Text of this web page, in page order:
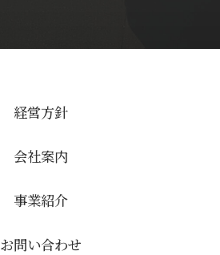
経営方針
会社案内
事業紹介
お問い合わせ